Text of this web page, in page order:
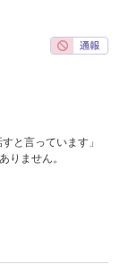
と言っています」
りません。